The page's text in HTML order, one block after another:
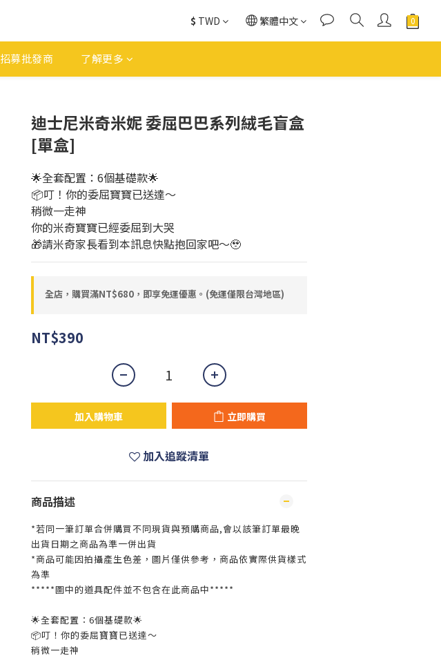
$ TWD 繁體中文
招募批發商 了解更多
迪士尼米奇米妮 委屈巴巴系列絨毛盲盒
[單盒]
🌟全套配置：6個基礎款🌟
📦叮！你的委屈寶寶已送達～
稍微一走神
你的米奇寶寶已經委屈到大哭
🎁請米奇家長看到本訊息快點抱回家吧～🥹
全店，購買滿NT$680，即享免運優惠。(免運僅限台灣地區)
NT$390
加入購物車 立即購買
加入追蹤清單
商品描述
*若同一筆訂單合併購買不同現貨與預購商品,會以該筆訂單最晚
出貨日期之商品為準一併出貨
*商品可能因拍攝產生色差，圖片僅供參考，商品依實際供貨樣式
為準
*****圖中的道具配件並不包含在此商品中*****
🌟全套配置：6個基礎款🌟
📦叮！你的委屈寶寶已送達～
稍微一走神